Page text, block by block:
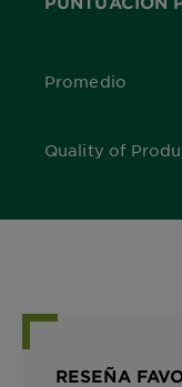
Promedio
0.0 out of 5 stars
Quality of
0.0 out of 5 stars
RESEÑA